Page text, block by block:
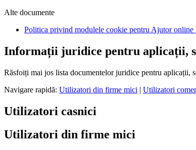
Alte documente
Politica privind modulele cookie pentru Ajutor
Informații juridice pentru aplicații,
Răsfoiți mai jos lista documentelor juridice pentru aplicații,
Navigare rapidă: Utilizatori din firme mici | Utilizatori
Utilizatori casnici
Utilizatori din firme mici